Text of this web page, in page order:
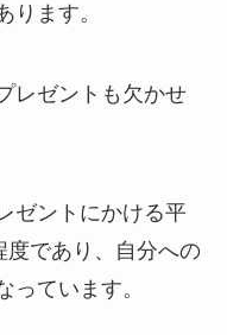
ります。
レゼントも欠かせ
ゼントにかける平
であり、自分への
っています。